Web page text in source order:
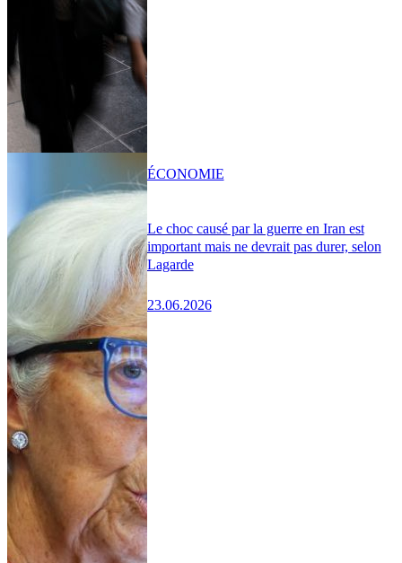
Le choc causé par la guerre en Iran est
important mais ne devrait pas durer, selon
Lagarde
23.06.2026
ÉCONOMIE